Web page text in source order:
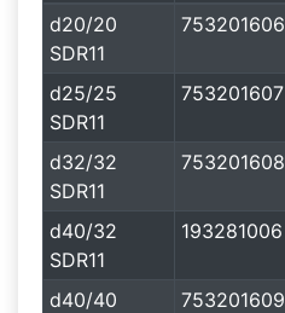
d20/20
SDR11
753201606
d25/25
SDR11
753201607
d32/32
SDR11
753201608
d40/32
SDR11
193281006
d40/40
753201609